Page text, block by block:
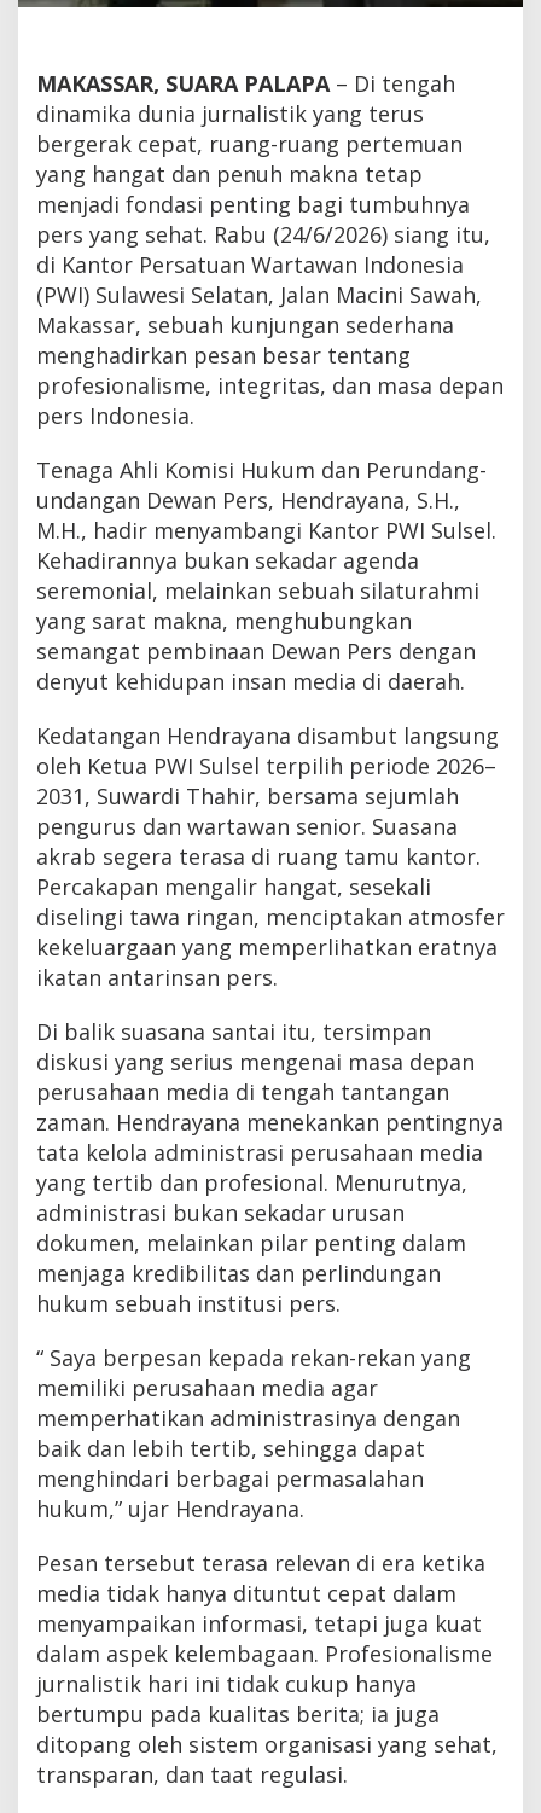
MAKASSAR, SUARA PALAPA– Di tengah
dinamika dunia jurnalistik yang terus
bergerak cepat, ruang-ruang pertemuan
yang hangat dan penuh makna tetap
menjadi fondasi penting bagi tumbuhnya
pers yang sehat. Rabu (24/6/2026) siang itu,
di Kantor Persatuan Wartawan Indonesia
(PWI) Sulawesi Selatan, Jalan Macini Sawah,
Makassar, sebuah kunjungan sederhana
menghadirkan pesan besar tentang
profesionalisme, integritas, dan masa depan
pers Indonesia.
Tenaga Ahli Komisi Hukum dan Perundang-
undangan Dewan Pers, Hendrayana, S.H.,
M.H., hadir menyambangi Kantor PWI Sulsel.
Kehadirannya bukan sekadar agenda
seremonial, melainkan sebuah silaturahmi
yang sarat makna, menghubungkan
semangat pembinaan Dewan Pers dengan
denyut kehidupan insan media di daerah.
Kedatangan Hendrayana disambut langsung
oleh Ketua PWI Sulsel terpilih periode 2026–
2031, Suwardi Thahir, bersama sejumlah
pengurus dan wartawan senior. Suasana
akrab segera terasa di ruang tamu kantor.
Percakapan mengalir hangat, sesekali
diselingi tawa ringan, menciptakan atmosfer
kekeluargaan yang memperlihatkan eratnya
ikatan antarinsan pers.
Di balik suasana santai itu, tersimpan
diskusi yang serius mengenai masa depan
perusahaan media di tengah tantangan
zaman. Hendrayana menekankan pentingnya
tata kelola administrasi perusahaan media
yang tertib dan profesional. Menurutnya,
administrasi bukan sekadar urusan
dokumen, melainkan pilar penting dalam
menjaga kredibilitas dan perlindungan
hukum sebuah institusi pers.
“ Saya berpesan kepada rekan-rekan yang
memiliki perusahaan media agar
memperhatikan administrasinya dengan
baik dan lebih tertib, sehingga dapat
menghindari berbagai permasalahan
hukum,” ujar Hendrayana.
Pesan tersebut terasa relevan di era ketika
media tidak hanya dituntut cepat dalam
menyampaikan informasi, tetapi juga kuat
dalam aspek kelembagaan. Profesionalisme
jurnalistik hari ini tidak cukup hanya
bertumpu pada kualitas berita; ia juga
ditopang oleh sistem organisasi yang sehat,
transparan, dan taat regulasi.